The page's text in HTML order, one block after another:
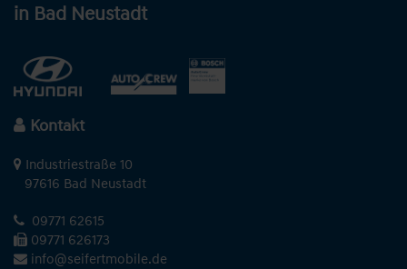
in Bad Neustadt
Kontakt
Industriestraße 10
97616 Bad Neustadt
09771 62615
09771 626173
info@seifertmobile.de